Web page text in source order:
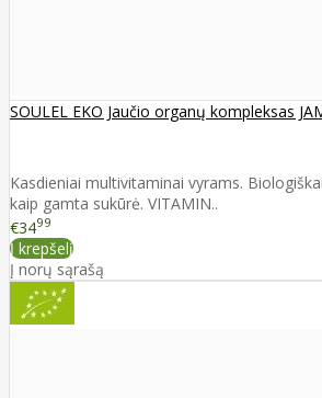
SOULEL EKO Jaučio organų kompleksas
Kasdieniai multivitaminai vyrams.
kaip gamta sukūrė. VITAMIN..
€3499
Į krepšelį
Į norų sąrašą